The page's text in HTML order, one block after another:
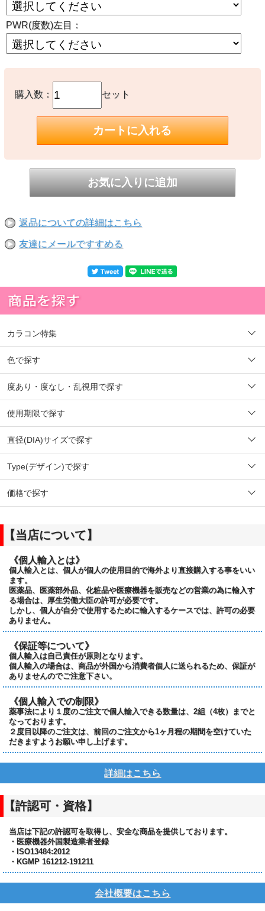
PWR(度数)左目：
購入数： セット
返品についての詳細はこちら
友達にメールですすめる
カラコン特集
色で探す
度あり・度なし・乱視用で探す
使用期限で探す
直径(DIA)サイズで探す
Type(デザイン)で探す
価格で探す
【当店について】
《個人輸入とは》
個人輸入とは、個人が個人の使用目的で海外より直接購入する事をいい
ます。
医薬品、医薬部外品、化粧品や医療機器を販売などの営業の為に輸入す
る場合は、厚生労働大臣の許可が必要です。
しかし、個人が自分で使用するために輸入するケースでは、許可の必要
ありません。
《保証等について》
個人輸入は自己責任が原則となります。
個人輸入の場合は、商品が外国から消費者個人に送られるため、保証が
ありませんのでご注意下さい。
《個人輸入での制限》
薬事法により１度のご注文で個人輸入できる数量は、2組（4枚）までと
なっております。
２度目以降のご注文は、前回のご注文から1ヶ月程の期間を空けていた
だきますようお願い申し上げます。
詳細はこちら
【許認可・資格】
当店は下記の許認可を取得し、安全な商品を提供しております。
・医療機器外国製造業者登録
・ISO13484:2012
・KGMP 161212-191211
会社概要はこちら